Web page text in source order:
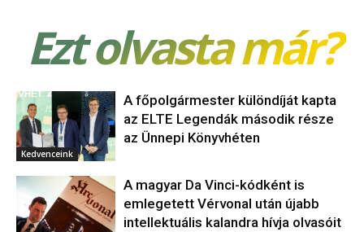
Ezt olvasta már?
Kedvenceink
A főpolgármester különdíját kapta
az ELTE Legendák második része
az Ünnepi Könyvhéten
A magyar Da Vinci-kódként is
emlegetett Vérvonal után újabb
intellektuális kalandra hívja olvasóit